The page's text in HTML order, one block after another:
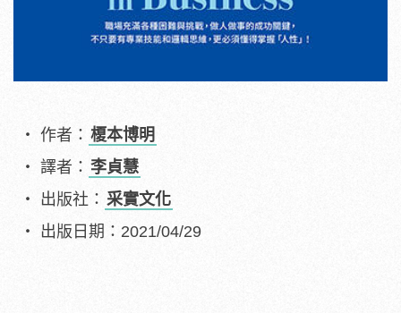
作者： 榎本博明
譯者： 李貞慧
出版社： 采實文化
出版日期：2021/04/29